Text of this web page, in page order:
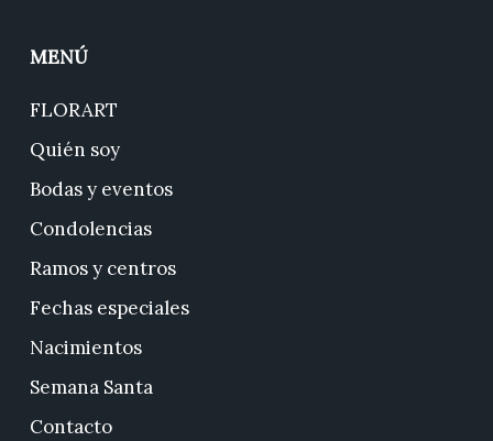
MENÚ
FLORART
Quién soy
Bodas y eventos
Condolencias
Ramos y centros
Fechas especiales
Nacimientos
Semana Santa
Contacto